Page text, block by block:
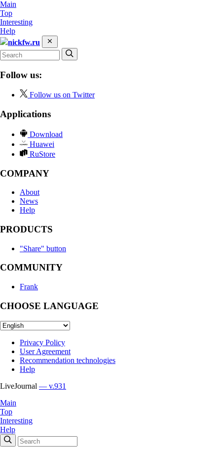
Main
Top
Interesting
Help
nickfw.ru
Follow us:
Follow us on Twitter
Applications
Download
Huawei
RuStore
COMPANY
About
News
Help
PRODUCTS
"Share" button
COMMUNITY
Frank
CHOOSE LANGUAGE
Privacy Policy
User Agreement
Recommendation technologies
Help
LiveJournal — v.931
Main
Top
Interesting
Help